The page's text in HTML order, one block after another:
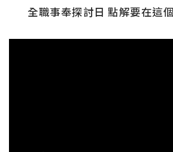
全職事奉探討日 點解要在這